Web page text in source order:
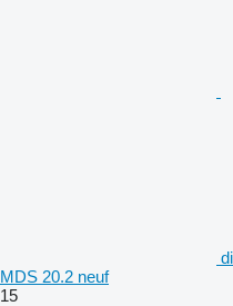
MDS 20.2 neuf
15